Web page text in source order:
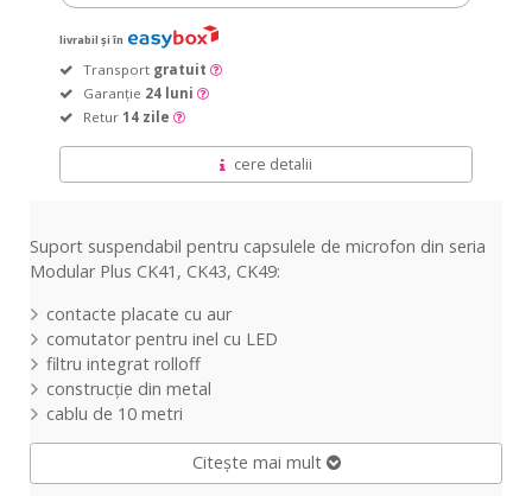
livrabil și în
Transport gratuit
Garanție 24 luni
Retur 14 zile
cere detalii
Suport suspendabil pentru capsulele de microfon din seria
Modular Plus CK41, CK43, CK49:
contacte placate cu aur
comutator pentru inel cu LED
filtru integrat rolloff
construcție din metal
cablu de 10 metri
Citește mai mult